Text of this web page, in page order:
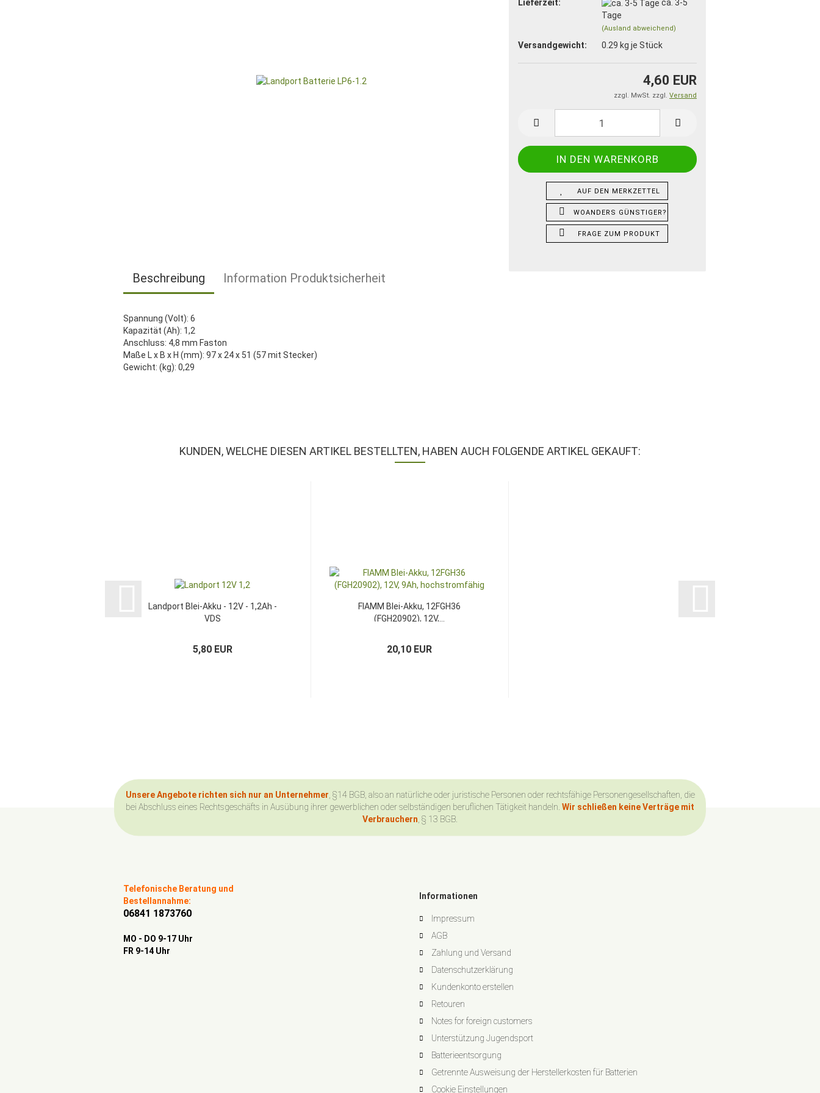
Lieferzeit:
ca. 3-5
Tage
(Ausland abweichend)
Versandgewicht: 0.29 kg je Stück
4,60 EUR
zzgl. MwSt. zzgl. Versand
AUF DEN MERKZETTEL
WOANDERS GÜNSTIGER?
FRAGE ZUM PRODUKT
Beschreibung Information Produktsicherheit
Spannung (Volt): 6
Kapazität (Ah): 1,2
Anschluss: 4,8 mm Faston
Maße L x B x H (mm): 97 x 24 x 51 (57 mit Stecker)
Gewicht: (kg): 0,29
KUNDEN, WELCHE DIESEN ARTIKEL BESTELLTEN, HABEN AUCH FOLGENDE ARTIKEL GEKAUFT:
Landport Blei-Akku - 12V - 1,2Ah -
VDS
5,80 EUR
FIAMM Blei-Akku, 12FGH36
(FGH20902), 12V,...
20,10 EUR
Unsere Angebote richten sich nur an Unternehmer , §14 BGB, also an natürliche oder juristische Personen oder rechtsfähige Personengesellschaften, die
bei Abschluss eines Rechtsgeschäfts in Ausübung ihrer gewerblichen oder selbständigen beruflichen Tätigkeit handeln. Wir schließen keine Verträge mit
Verbrauchern , § 13 BGB.
Telefonische Beratung und
Bestellannahme:
06841 1873760
MO - DO 9-17 Uhr
FR 9-14 Uhr
Informationen
Impressum
AGB
Zahlung und Versand
Datenschutzerklärung
Kundenkonto erstellen
Retouren
Notes for foreign customers
Unterstützung Jugendsport
Batterieentsorgung
Getrennte Ausweisung der Herstellerkosten für Batterien
Cookie Einstellungen